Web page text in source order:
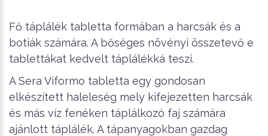
Fő táplálék tabletta formában a harcsák és a
botiák számára. A bőséges növényi összetevő e
tablettákat kedvelt táplálékká teszi.
A Sera Viformo tabletta egy gondosan
elkészített haleleség mely kifejezetten harcsák
és más víz fenéken táplálkozó faj számára
ajánlott táplálék. A tápanyagokban gazdag